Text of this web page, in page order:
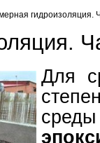
гидроизоляция.
Для